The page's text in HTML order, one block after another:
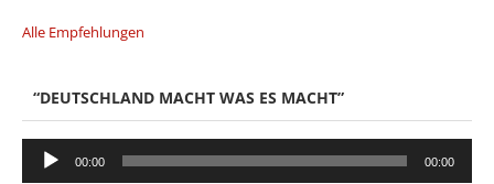
Alle Empfehlungen
“DEUTSCHLAND MACHT WAS ES MACHT”
Audio-
Player
00:00 00:00